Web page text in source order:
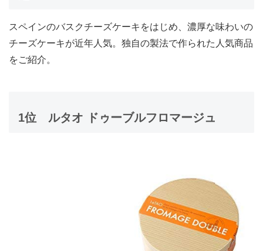
スペインのバスクチーズケーキをはじめ、濃厚な味わいの
チーズケーキが近年人気。独自の製法で作られた人気商品
をご紹介。
1位 ルタオ ドゥーブルフロマージュ